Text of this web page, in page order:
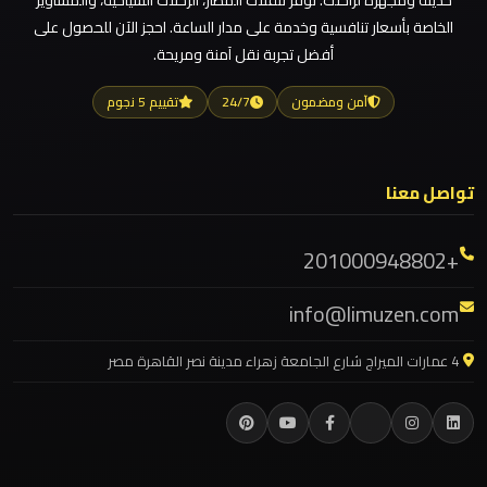
ليموزين مطار العالمين
ليموزين مطار العاصمة الادارية
ليموزين مطار اكتوبر
ليموزين مرسيدس ايجار بالسائق فى مصر
ليموزين مرسي مطروح
ليموزين مرسي علم
ليموزين مدينتي
ليموزين مايو
ليموزين
مطار
العلمين
مطار
العالمين
الخاصة بأسعار تنافسية وخدمة على مدار الساعة. احجز الآن للحصول على
أفضل تجربة نقل آمنة ومريحة.
آمن ومضمون 24/7 تقييم 5 نجوم
تواصل معنا
+201000948802
info@limuzen.com
4 عمارات الميراج شارع الجامعة زهراء مدينة نصر القاهرة مصر